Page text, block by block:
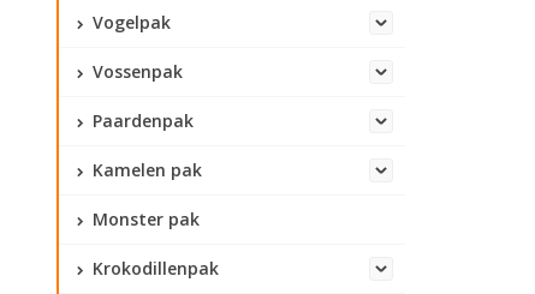
Vogelpak
Vossenpak
Paardenpak
Kamelen pak
Monster pak
Krokodillenpak